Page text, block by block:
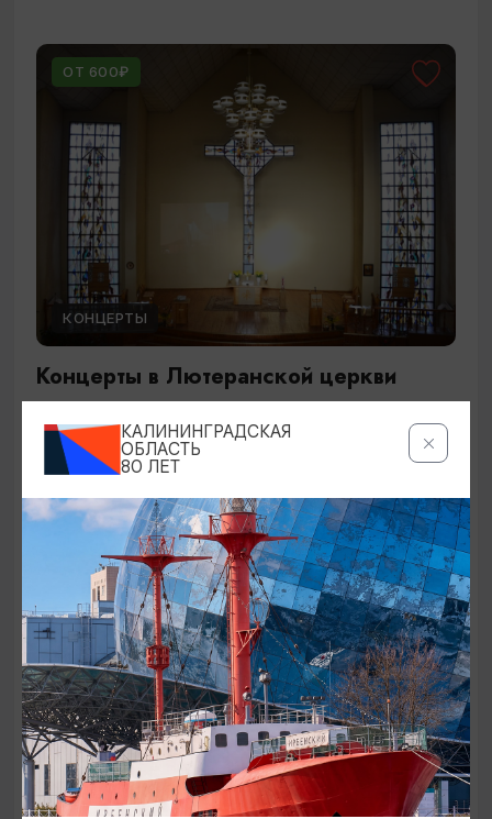
ОТ 600₽
КОНЦЕРТЫ
Концерты в Лютеранской церкви
19.07.2026 - 19.08.2026, 19:00
Калининград, Евангелическо-лютеранская церковь
«Воскресения»
ОТ 250₽
ДЕТЯМ
КАЛИНИНГРАДСКАЯ
ОБЛАСТЬ
80 ЛЕТ